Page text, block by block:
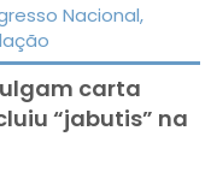
Nacional,
carta
“jabutis” na